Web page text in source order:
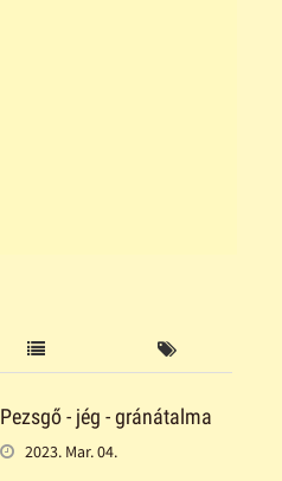
Pezsgő - jég - gránátalma
2023. Mar. 04.